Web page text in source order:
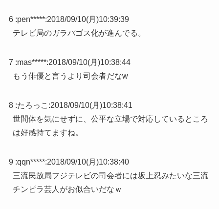
6 :pen*****:2018/09/10(月)10:39:39
テレビ局のガラパゴス化が進んでる。
7 :mas*****:2018/09/10(月)10:38:44
もう俳優と言うより司会者だなw
8 :たろっこ :2018/09/10(月)10:38:41
世間体を気にせずに、公平な立場で対応しているところ
は好感持てますね。
9 :qqn*****:2018/09/10(月)10:38:40
三流民放局フジテレビの司会者には坂上忍みたいな三流
チンピラ芸人がお似合いだなｗ